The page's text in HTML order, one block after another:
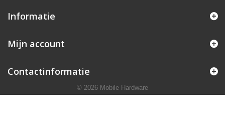
Informatie
Mijn account
Contactinformatie
© 2026 Mobile Hardware